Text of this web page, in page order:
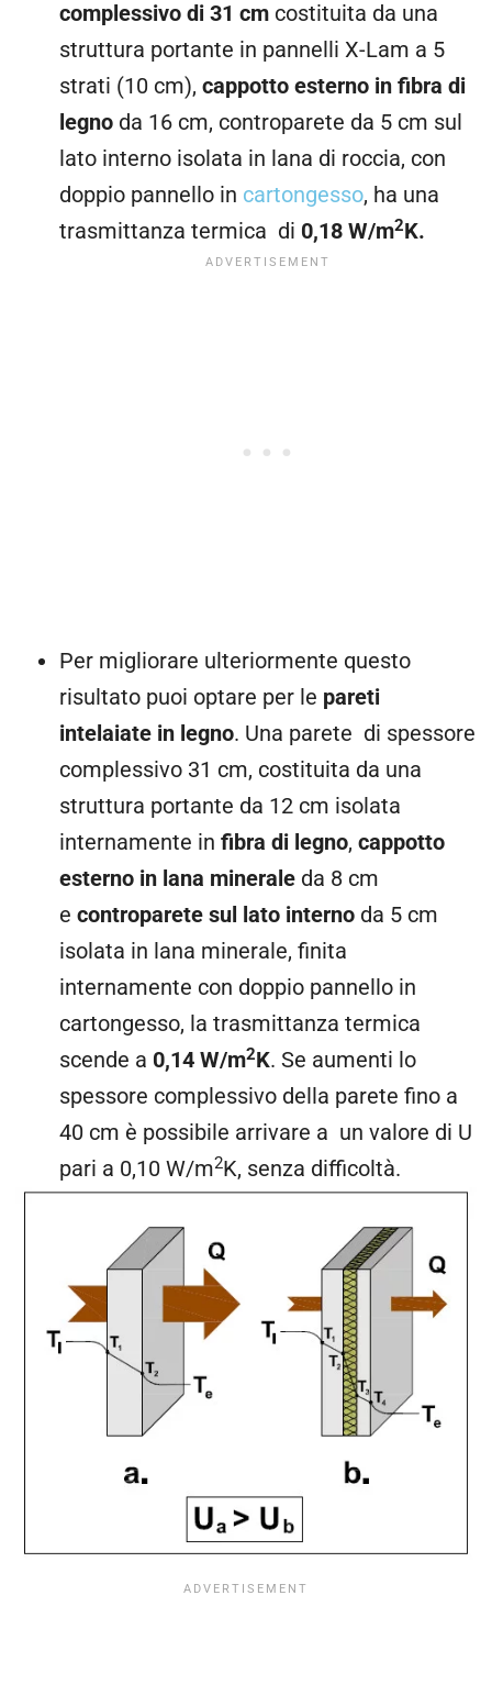
complessivo di 31 cm costituita da una
struttura portante in pannelli X-Lam a 5
strati (10 cm), cappotto esterno in fibra di
legno da 16 cm, controparete da 5 cm sul
lato interno isolata in lana di roccia, con
doppio pannello in cartongesso, ha una
trasmittanza termica di 0,18 W/m2K.
Per migliorare ulteriormente questo
risultato puoi optare per le pareti
intelaiate in legno. Una parete di spessore
complessivo 31 cm, costituita da una
struttura portante da 12 cm isolata
internamente in fibra di legno, cappotto
esterno in lana minerale da 8 cm
e controparete sul lato interno da 5 cm
isolata in lana minerale, finita
internamente con doppio pannello in
cartongesso, la trasmittanza termica
scende a 0,14 W/m2K. Se aumenti lo
spessore complessivo della parete fino a
40 cm è possibile arrivare a un valore di U
pari a 0,10 W/m2K, senza difficoltà.